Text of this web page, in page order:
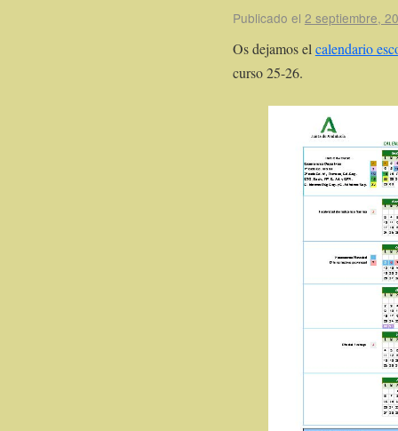
Publicado el 2 septiembre,
Os dejamos elcalendario
curso 25-26.